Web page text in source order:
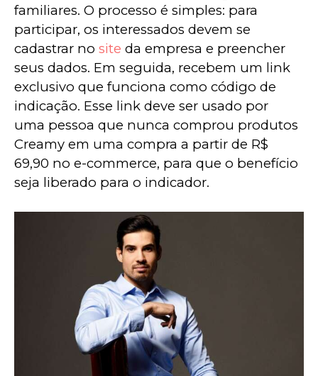
familiares. O processo é simples: para
participar, os interessados devem se
cadastrar no site da empresa e preencher
seus dados. Em seguida, recebem um link
exclusivo que funciona como código de
indicação. Esse link deve ser usado por
uma pessoa que nunca comprou produtos
Creamy em uma compra a partir de R$
69,90 no e-commerce, para que o benefício
seja liberado para o indicador.